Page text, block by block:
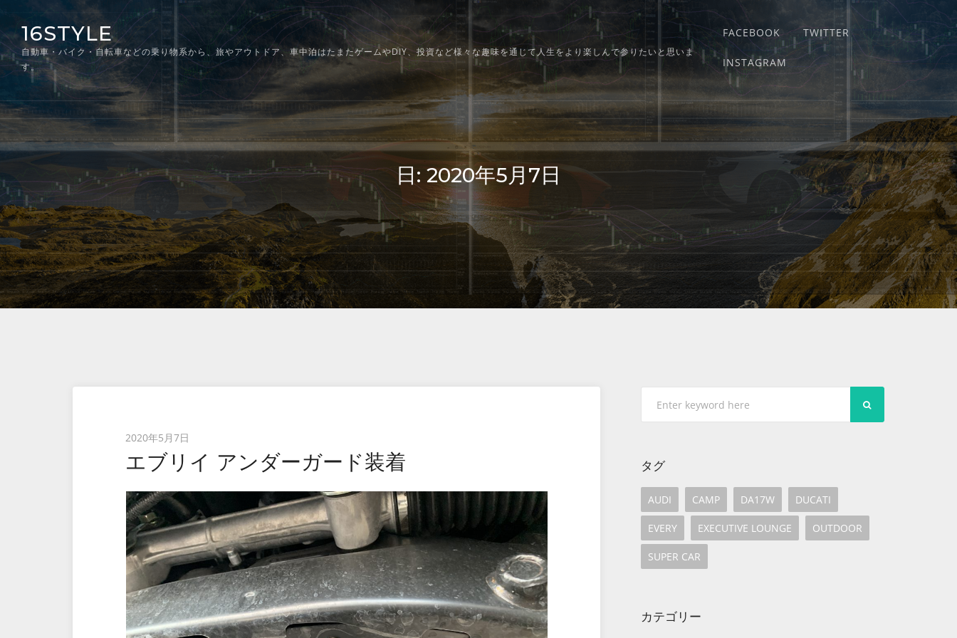
to
content
16STYLE
自動車・バイク・自転車などの乗り物系から、旅やアウトドア、車中泊はたまたゲームやDIY、投資など様々な趣味を通じて人生をより楽しんで参りたいと思いま
す。
FACEBOOK TWITTER
INSTAGRAM
日: 2020年5月7日
Posted
on
2020年5月7日
エブリイ アンダーガード装着 タグ
AUDI CAMP DA17W DUCATI
EVERY EXECUTIVE LOUNGE OUTDOOR
SUPER CAR
カテゴリー